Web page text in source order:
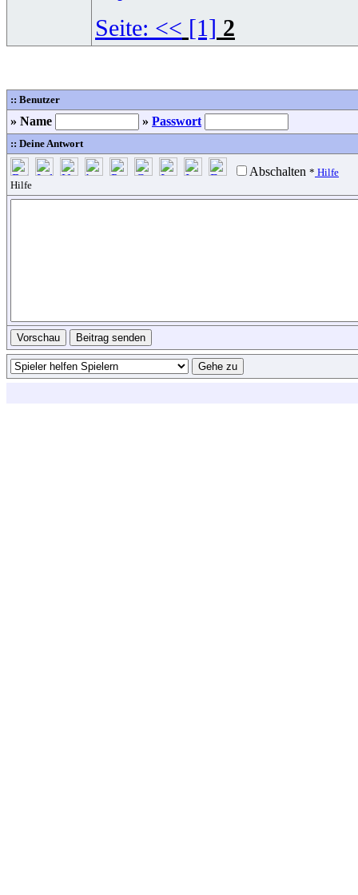
Seite: << [1] 2
:: Benutzer
» Name » Passwort
:: Deine Antwort
Abschalten * Hilfe
Hilfe